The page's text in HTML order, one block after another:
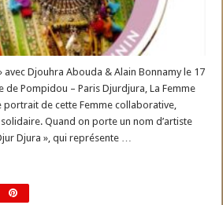
» avec Djouhra Abouda & Alain Bonnamy le 17
de Pompidou – Paris Djurdjura, La Femme
portrait de cette Femme collaborative,
Quand on porte un nom d’artiste
Djura », qui représente …